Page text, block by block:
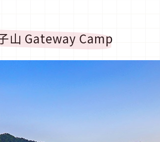
山 Gateway Camp